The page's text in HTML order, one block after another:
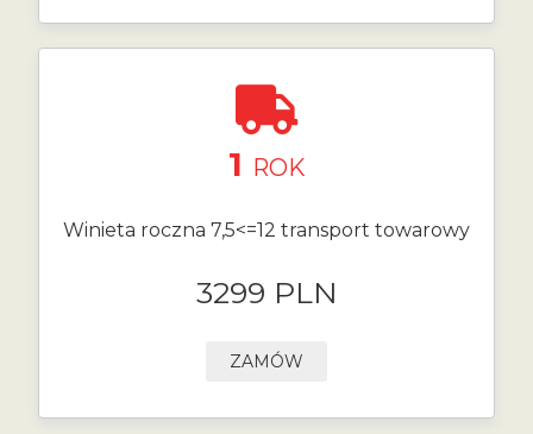
1 ROK
Winieta roczna 7,5<=12 transport towarowy
3299 PLN
ZAMÓW